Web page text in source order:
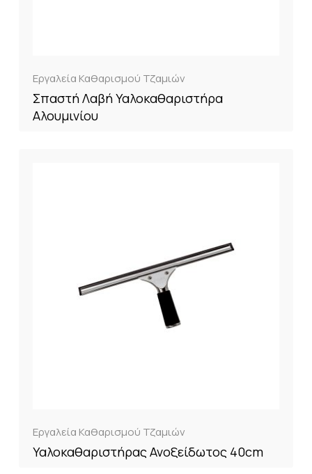
Εργαλεία Καθαρισμού Τζαμιών
Σπαστή Λαβή Υαλοκαθαριστήρα
Αλουμινίου
Εργαλεία Καθαρισμού Τζαμιών
Υαλοκαθαριστήρας Ανοξείδωτος 40cm